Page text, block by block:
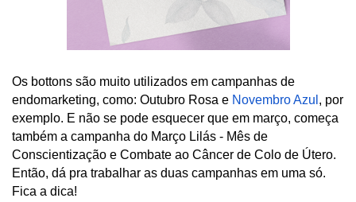
Os bottons são muito utilizados em campanhas de
endomarketing, como: Outubro Rosa e Novembro Azul , por
exemplo. E não se pode esquecer que em março, começa
também a campanha do Março Lilás - Mês de
Conscientização e Combate ao Câncer de Colo de Útero.
Então, dá pra trabalhar as duas campanhas em uma só.
Fica a dica!